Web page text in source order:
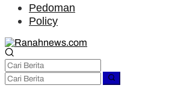
Pedoman
Policy